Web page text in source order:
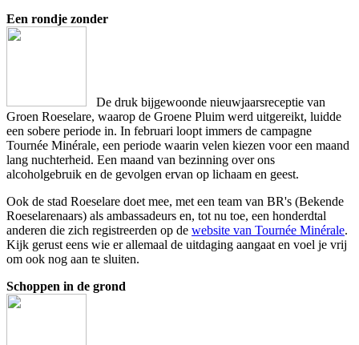
Een rondje zonder
De druk bijgewoonde nieuwjaarsreceptie van
Groen Roeselare, waarop de Groene Pluim werd uitgereikt, luidde
een sobere periode in. In februari loopt immers de campagne
Tournée Minérale, een periode waarin velen kiezen voor een maand
lang nuchterheid. Een maand van bezinning over ons
alcoholgebruik en de gevolgen ervan op lichaam en geest.
Ook de stad Roeselare doet mee, met een team van BR's (Bekende
Roeselarenaars) als ambassadeurs en, tot nu toe, een honderdtal
anderen die zich registreerden op de website van Tournée Minérale.
Kijk gerust eens wie er allemaal de uitdaging aangaat en voel je vrij
om ook nog aan te sluiten.
Schoppen in de grond